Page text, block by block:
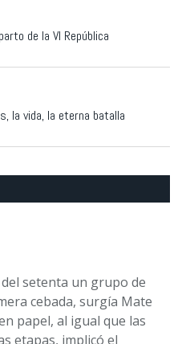
de la VI República
la vida, la eterna batalla
setenta un grupo de
cebada, surgía Mate
papel, al igual que las
etapas, implicó el